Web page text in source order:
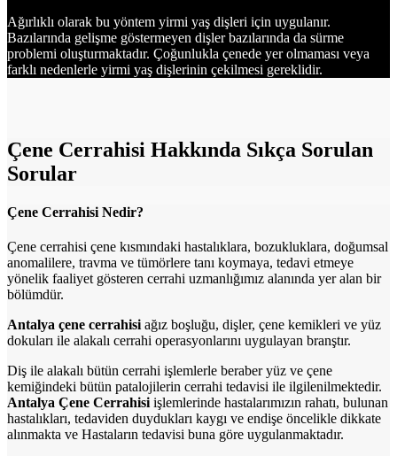
Ağırlıklı olarak bu yöntem yirmi yaş dişleri için uygulanır.
Bazılarında gelişme göstermeyen dişler bazılarında da sürme
problemi oluşturmaktadır. Çoğunlukla çenede yer olmaması veya
farklı nedenlerle yirmi yaş dişlerinin çekilmesi gereklidir.
Çene Cerrahisi Hakkında Sıkça Sorulan
Sorular
Çene Cerrahisi Nedir?
Çene cerrahisi çene kısmındaki hastalıklara, bozukluklara, doğumsal
anomalilere, travma ve tümörlere tanı koymaya, tedavi etmeye
yönelik faaliyet gösteren cerrahi uzmanlığımız alanında yer alan bir
bölümdür.
Antalya çene cerrahisi ağız boşluğu, dişler, çene kemikleri ve yüz
dokuları ile alakalı cerrahi operasyonlarını uygulayan branştır.
Diş ile alakalı bütün cerrahi işlemlerle beraber yüz ve çene
kemiğindeki bütün patalojilerin cerrahi tedavisi ile ilgilenilmektedir.
Antalya Çene Cerrahisi işlemlerinde hastalarımızın rahatı, bulunan
hastalıkları, tedaviden duydukları kaygı ve endişe öncelikle dikkate
alınmakta ve Hastaların tedavisi buna göre uygulanmaktadır.